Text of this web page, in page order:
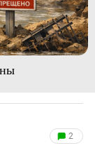
2